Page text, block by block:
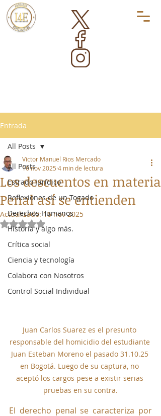
Entrada
All Posts
Estrado Jurídico
Reflexiones de un Togado
Derechos Humanos
Historia y algo más.
Crítica social
Ciencia y tecnología
Colabora con Nosotros
Control Social Individual
All Posts
Los descuentos en materia
Penal así se entienden
Victor Manuel Rios Mercado
16 nov 2025 4 min de lectura
Actualizado:16 nov 2025
Obtuvo NaN de 5 estrellas.
Juan Carlos Suarez es el presunto
responsable del homicidio del estudiante
Juan Esteban Moreno el pasado 31.10.25
en Bogotá. Luego de su captura, no
aceptó los cargos pese a existir serias
pruebas en su contra.